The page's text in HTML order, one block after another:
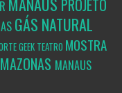
PROJETO
GÁS NATURAL
GEEKTEATRO MOSTRA
MANAUS